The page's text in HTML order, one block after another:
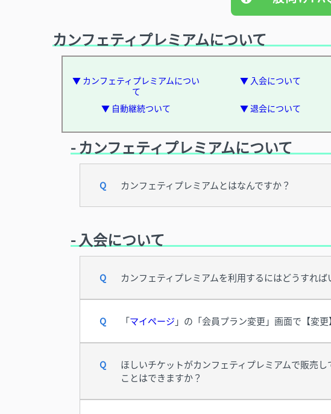
カンフェティプレミアムについて
▼ カンフェティプレミアムについ
て
▼ 入会について
▼ 自動継続ついて ▼ 退会について
- カンフェティプレミアムについて
カンフェティプレミアムとはなんですか？
- 入会について
カンフェティプレミアムを利用するにはどうすれば
「マイページ 」の「会員プラン変更」画面で【変
ほしいチケットがカンフェティプレミアムで販売
ことはできますか？